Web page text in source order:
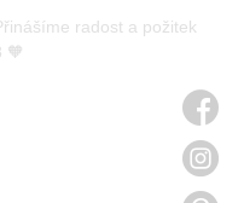
radost a požitek
🧡